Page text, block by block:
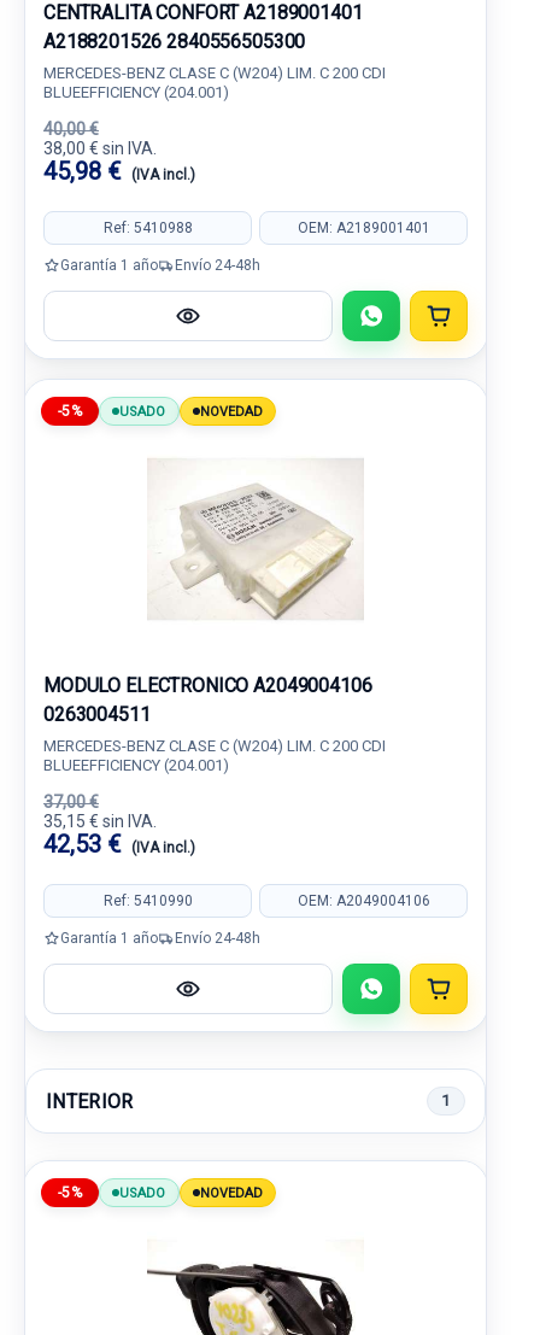
CENTRALITA CONFORT A2189001401
A2188201526 2840556505300
MERCEDES-BENZ CLASE C (W204) LIM. C 200 CDI
BLUEEFFICIENCY (204.001)
40,00 €
38,00 € sin IVA.
45,98 € (IVA incl.)
Ref: 5410988 OEM: A2189001401
Garantía 1 año Envío 24-48h
-5% USADO NOVEDAD
MODULO ELECTRONICO A2049004106
0263004511
MERCEDES-BENZ CLASE C (W204) LIM. C 200 CDI
BLUEEFFICIENCY (204.001)
37,00 €
35,15 € sin IVA.
42,53 € (IVA incl.)
Ref: 5410990 OEM: A2049004106
Garantía 1 año Envío 24-48h
INTERIOR 1
-5% USADO NOVEDAD